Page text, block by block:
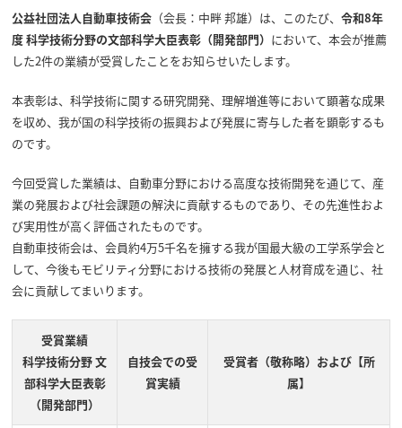
公益社団法人自動車技術会 （会長：中畔 邦雄）は、このたび、 令和8年
度 科学技術分野の文部科学大臣表彰（開発部門） において、本会が推薦
した2件の業績が受賞したことをお知らせいたします。
本表彰は、科学技術に関する研究開発、理解増進等において顕著な成果
を収め、我が国の科学技術の振興および発展に寄与した者を顕彰するも
のです。
今回受賞した業績は、自動車分野における高度な技術開発を通じて、産
業の発展および社会課題の解決に貢献するものであり、その先進性およ
び実用性が高く評価されたものです。
自動車技術会は、会員約4万5千名を擁する我が国最大級の工学系学会と
して、今後もモビリティ分野における技術の発展と人材育成を通じ、社
会に貢献してまいります。
受賞業績
科学技術分野 文
部科学大臣表彰
（開発部門）
自技会での受
賞実績
受賞者（敬称略）および【所
属】